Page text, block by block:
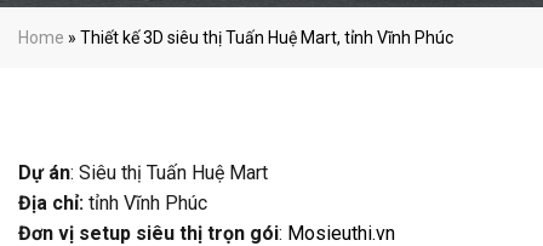
Home » Thiết kế 3D siêu thị Tuấn Huệ Mart, tỉnh Vĩnh Phúc
Dự án: Siêu thị Tuấn Huệ Mart
Địa chỉ: tỉnh Vĩnh Phúc
Đơn vị setup siêu thị trọn gói: Mosieuthi.vn